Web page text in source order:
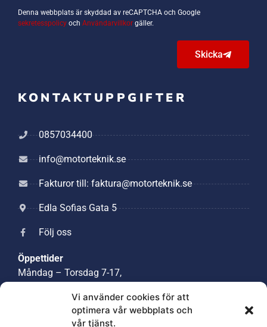
Vi använder cookies för att
optimera vår webbplats och
vår tjänst.
Denna webbplats är skyddad av reCAPTCHA och Google
sekretesspolicy och Användarvillkor gäller.
Skicka
KONTAKTUPPGIFTER
0857034400
info@motorteknik.se
Fakturor till: faktura@motorteknik.se
Edla Sofias Gata 5
Följ oss
Öppettider
Måndag – Torsdag 7-17,